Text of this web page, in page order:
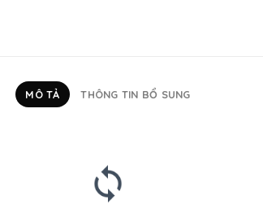
MÔ TẢ THÔNG TIN BỔ SUNG